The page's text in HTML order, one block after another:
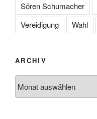
Sören Schumacher
Vereidigung
Wahl
ARCHIV